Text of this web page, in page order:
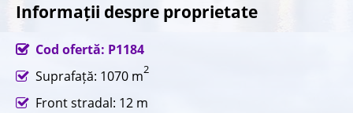
Informații despre proprietate
Cod ofertă: P1184
Suprafață: 1070 m2
Front stradal: 12 m